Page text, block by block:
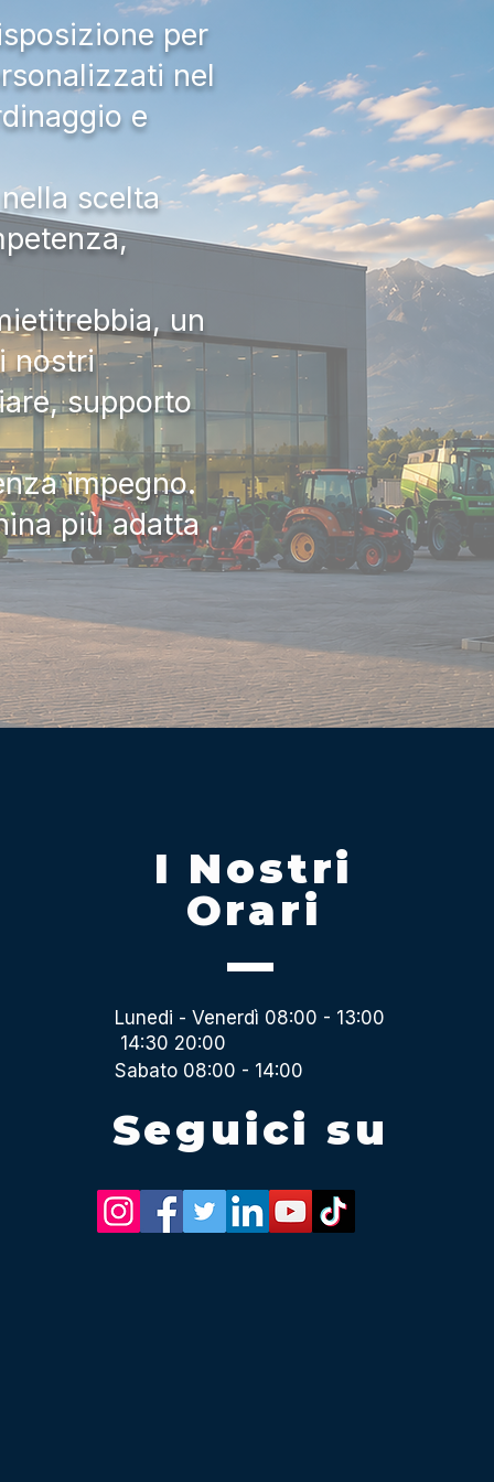
per
nel
e
scelta
un
nostri
supporto
impegno.
più adatta
I Nostri
Orari
Lunedi - Venerdì 08:00 - 13:00
14:30 20:00
Sabato 08:00 - 14:00
Seguici su